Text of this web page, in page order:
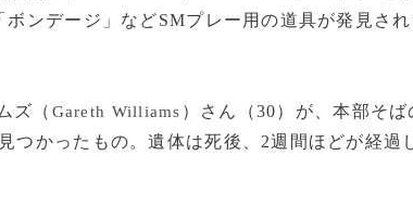
ンデージ」などSMプレー用の道具が発見され
ズ（ Gareth Williams ）さん（30）が、本部そば
つかったもの。遺体は死後、2週間ほどが経過